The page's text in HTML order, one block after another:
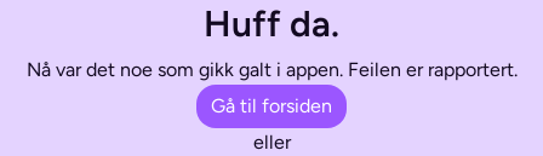
Huff da.
Nå var det noe som gikk galt i appen. Feilen er rapportert.
Gå til forsiden
eller